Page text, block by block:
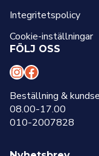
Integritetspolicy
Cookie-inställningar
FÖLJ OSS
I
n
s
t
a
F
a
c
e
b
Beställning &
08.00-17.00
010-2007828